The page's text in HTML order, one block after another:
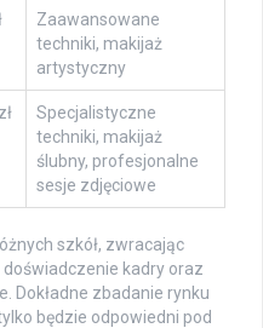
Zaawansowane
techniki, makijaż
artystyczny
Specjalistyczne
techniki, makijaż
ślubny, profesjonalne
sesje zdjęciowe
szkół, zwracając
kadry oraz
Dokładne zbadanie rynku
będzie odpowiedni pod